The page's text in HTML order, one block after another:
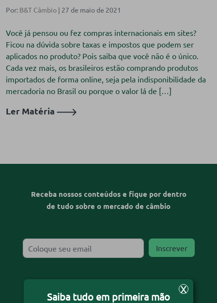
Por: B&T Câmbio | 27 de maio de 2021
Você já pensou ou fez compras internacionais em sites?
Ficou na dúvida sobre taxas e impostos que podem ser
aplicados no produto? Pois saiba que você não é o único.
Cada vez mais, os brasileiros estão comprando produtos
importados de forma online, seja pela indisponibilidade da
mercadoria no Brasil ou porque o valor lá de […]
Ler Matéria
Receba nossos conteúdos e fique por dentro
de tudo sobre o mercado de câmbio
X
Saiba tudo em primeira mão